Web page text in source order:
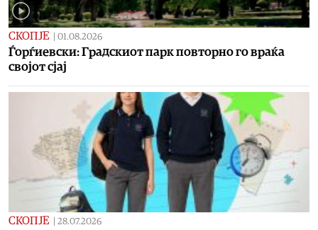
СКОПЈЕ 01.08.2026
Ѓорѓиевски: Градскиот парк повторно го враќа
својот сјај
СКОПЈЕ 28.07.2026